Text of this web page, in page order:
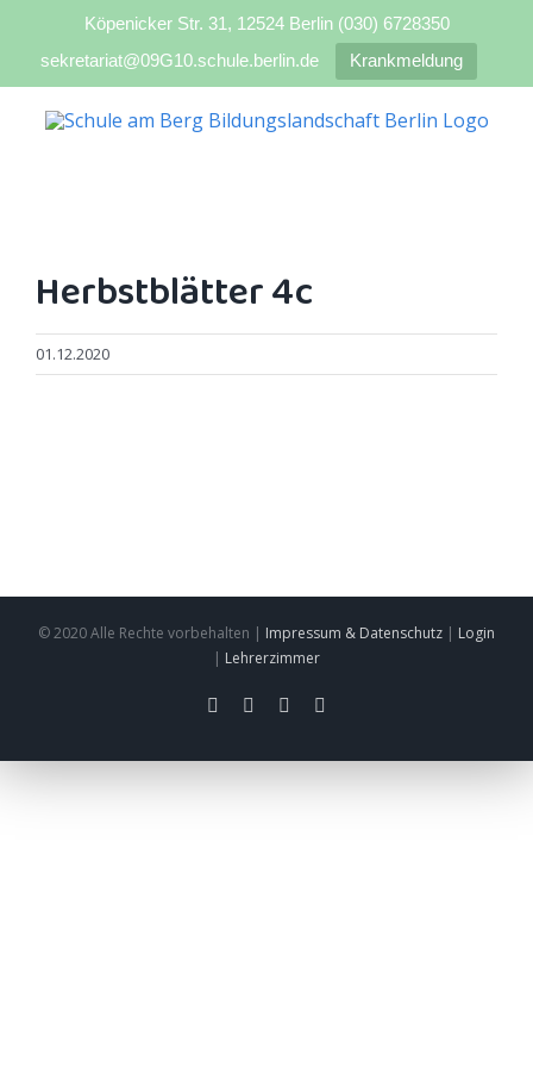
Köpenicker Str. 31, 12524 Berlin (030) 6728350
sekretariat@09G10.schule.berlin.de
Krankmeldung
Inhalt
Herbstblätter 4c
01.12.2020
© 2020 Alle Rechte vorbehalten | Impressum & Datenschutz | Login
| Lehrerzimmer
facebook
twitter instagram